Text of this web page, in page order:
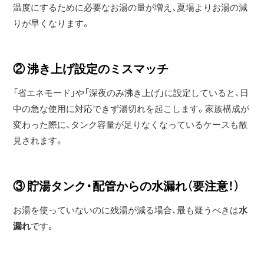
温度にするために必要なお湯の量が増え、夏場よりお湯の減
りが早くなります。
② 沸き上げ設定のミスマッチ
「省エネモード」や「深夜のみ沸き上げ」に設定していると、日
中の急な使用に対応できず湯切れを起こします。家族構成が
変わった際に、タンク容量が足りなくなっているケースも散
見されます。
③ 貯湯タンク・配管からの水漏れ（要注意！）
お湯を使っていないのに残湯が減る場合、最も疑うべきは水
漏れです。